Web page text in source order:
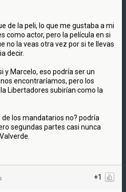
de la peli, lo que me gustaba a mi
como actor, pero la película en si
no la veas otra vez por si te llevas
decir.
y Marcelo, eso podría ser un
encontraríamos, pero los
Libertadores subirían como la
los mandatarios no? podría
segundas partes casi nunca
+1